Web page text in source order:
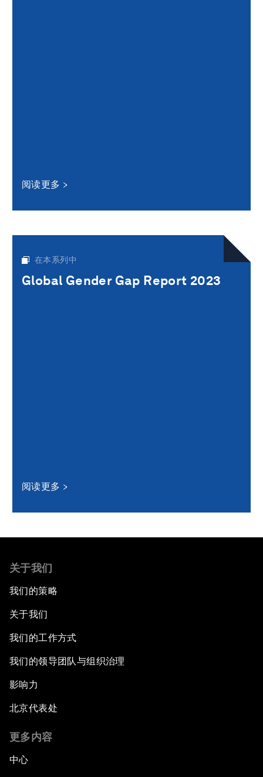
阅读更多
在本系列中
Global Gender Gap Report 2023
阅读更多
关于我们
我们的策略
关于我们
我们的工作方式
我们的领导团队与组织治理
影响力
北京代表处
更多内容
中心